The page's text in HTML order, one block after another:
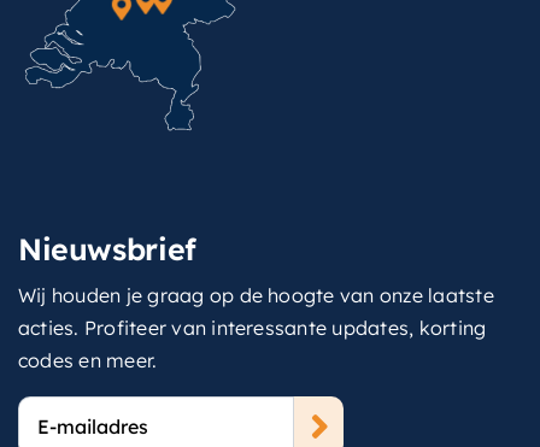
Nieuwsbrief
Wij houden je graag op de hoogte van onze laatste
acties. Profiteer van interessante updates, korting
codes en meer.
E-